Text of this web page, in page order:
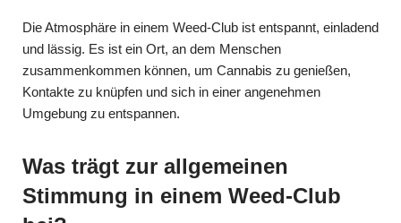
Die Atmosphäre in einem Weed-Club ist entspannt, einladend
und lässig. Es ist ein Ort, an dem Menschen
zusammenkommen können, um Cannabis zu genießen,
Kontakte zu knüpfen und sich in einer angenehmen
Umgebung zu entspannen.
Was trägt zur allgemeinen
Stimmung in einem Weed-Club